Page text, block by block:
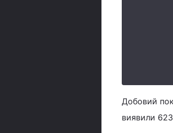
Добовий
виявили